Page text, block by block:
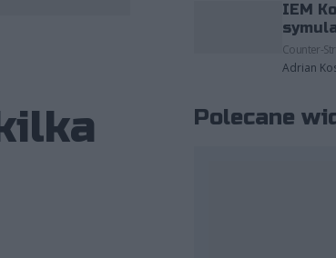
IEM
Counter-
Adrian
Polecane